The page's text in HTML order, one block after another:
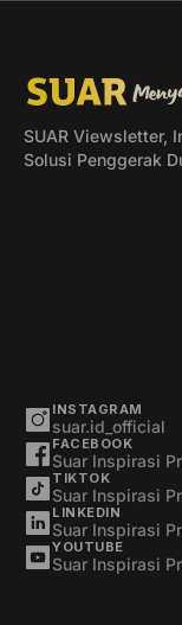
SUAR Viewsletter,
Solusi Penggerak
INSTAGRAM
suar.id_official
FACEBOOK
Suar Inspirasi
TIKTOK
Suar Inspirasi
LINKEDIN
Suar Inspirasi
YOUTUBE
Suar Inspirasi